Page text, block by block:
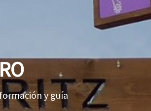
y guía